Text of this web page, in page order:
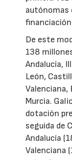
autónomas
De este
138
Andalucía,
León,
Valenciana,
Murcia.
dotación
seguida de
Andalucía
Valenciana